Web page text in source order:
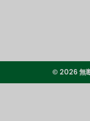
© 2026 無